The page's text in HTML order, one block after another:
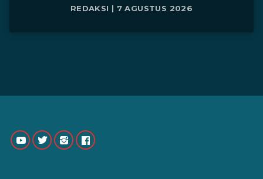
REDAKSI | 7 AGUSTUS 2026